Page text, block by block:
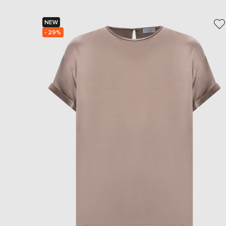
NEW
- 29%